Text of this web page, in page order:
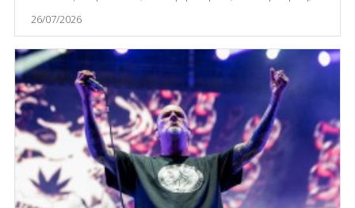
26/07/2026